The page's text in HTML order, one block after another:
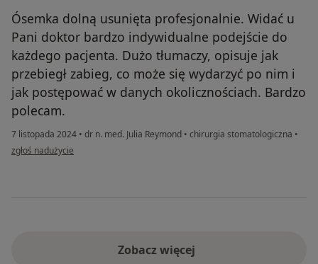
Ósemka dolną usunięta profesjonalnie. Widać u
Pani doktor bardzo indywidualne podejście do
każdego pacjenta. Dużo tłumaczy, opisuje jak
przebiegł zabieg, co może się wydarzyć po nim i
jak postępować w danych okolicznościach. Bardzo
polecam.
7 listopada 2024 • dr n. med. Julia Reymond • chirurgia stomatologiczna •
w opinii użytkownika K.R.
zgłoś nadużycie
Zobacz więcej